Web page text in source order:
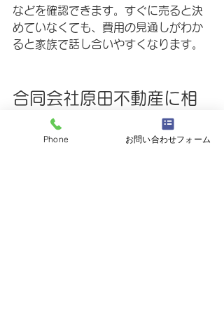
などを確認できます。すぐに売ると決
めていなくても、費用の見通しがわか
ると家族で話し合いやすくなります。
合同会社原田不動産に相
談できる空き家対策
Phone お問い合わせフォーム